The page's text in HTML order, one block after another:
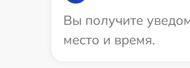
Вы получите
место и время.